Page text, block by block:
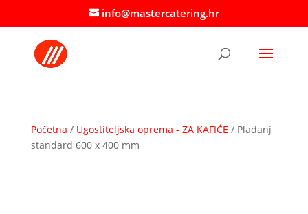
info@mastercatering.hr
Početna / Ugostiteljska oprema - ZA KAFIĆE / Pladanj
standard 600 x 400 mm